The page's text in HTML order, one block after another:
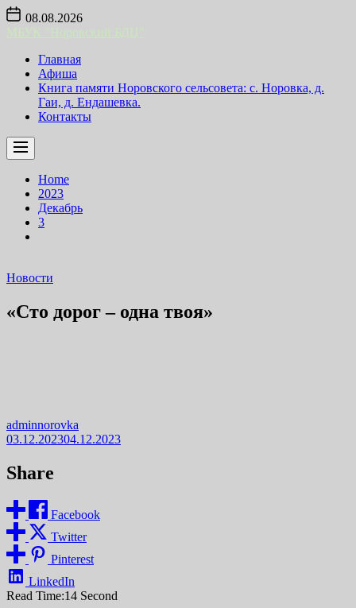
Skip
content
08.08.2026
Главная
Афиша
Книга памяти Норовского сельсовета: с. Норовка, д.
Гаи, д. Ендашевка.
Контакты
Home
2023
Декабрь
3
Новости
«Сто дорог – одна твоя»
adminnorovka
03.12.202304.12.2023
Share
Facebook
Twitter
Pinterest
LinkedIn
Read Time:14 Second